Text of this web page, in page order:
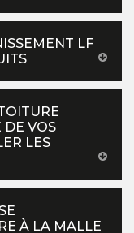
LF
DE VOS
LES
À LA MALLE